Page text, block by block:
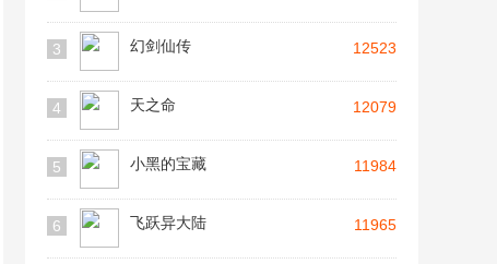
3 幻剑仙传 12523
4 天之命 12079
5 小黑的宝藏 11984
6 飞跃异大陆 11965